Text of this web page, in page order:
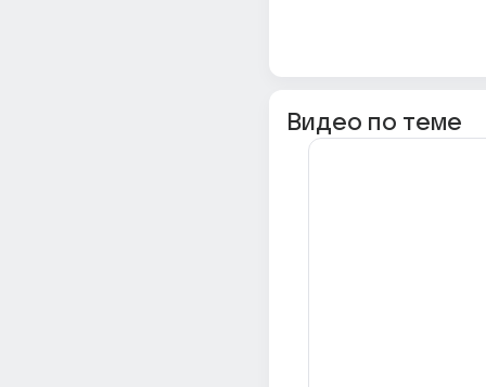
Видео по теме